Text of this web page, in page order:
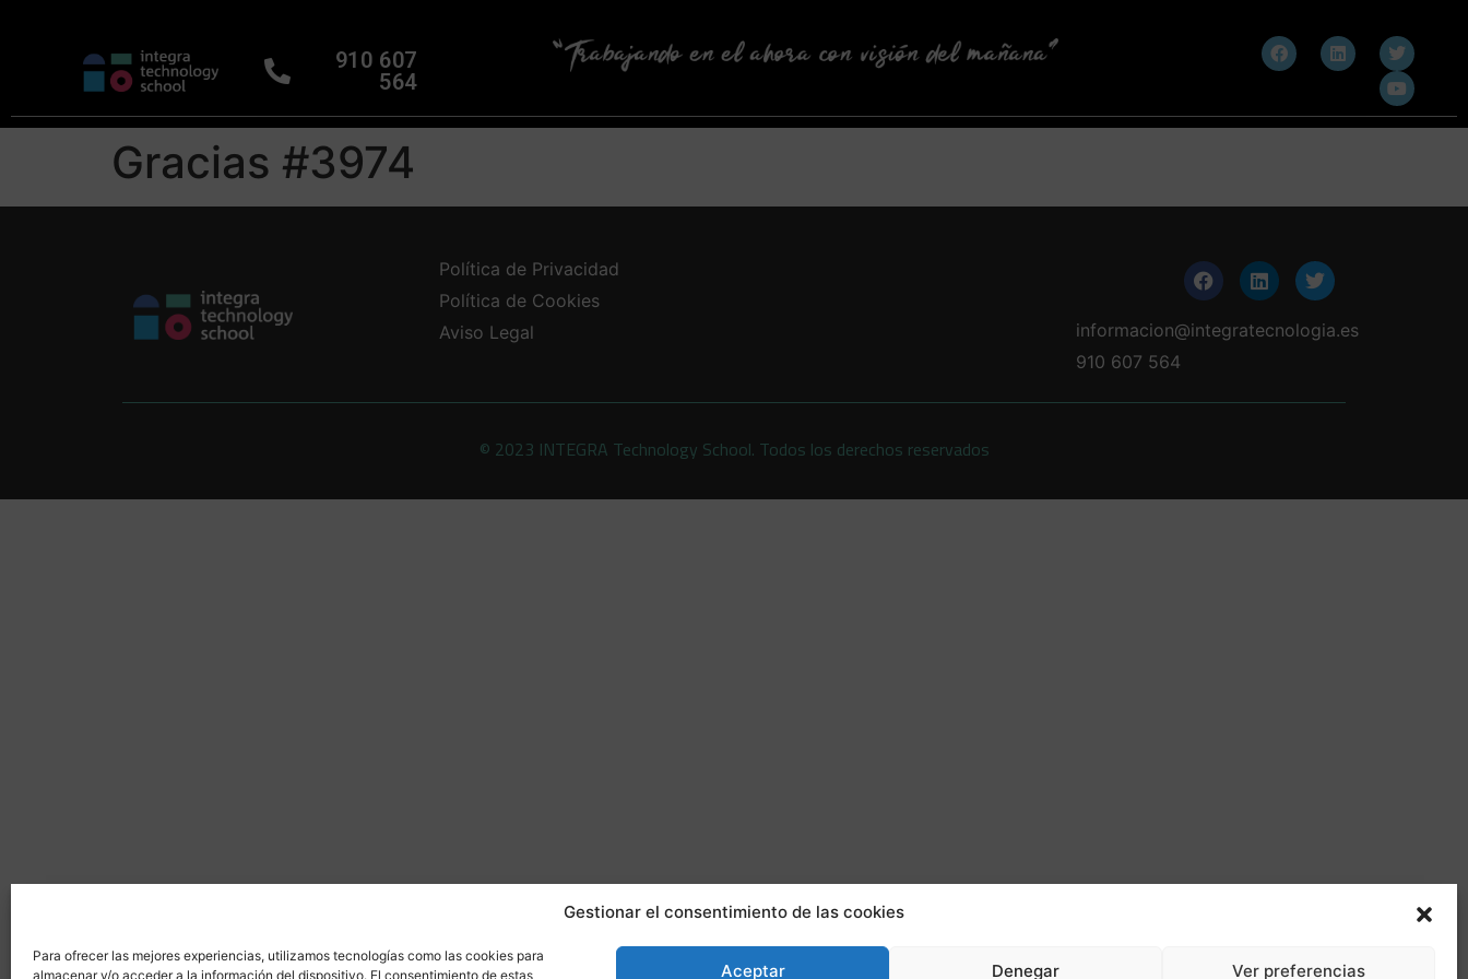
Gestionar el consentimiento de las cookies
Para ofrecer las mejores experiencias, utilizamos tecnologías como las cookies para
almacenar y/o acceder a la información del dispositivo. El consentimiento de estas
Aceptar Denegar Ver preferencias
910 607
564
Gracias #3974
Política de Privacidad
Política de Cookies
Aviso Legal
informacion@integratecnologia.es
910 607 564
© 2023 INTEGRA Technology School. Todos los derechos reservados